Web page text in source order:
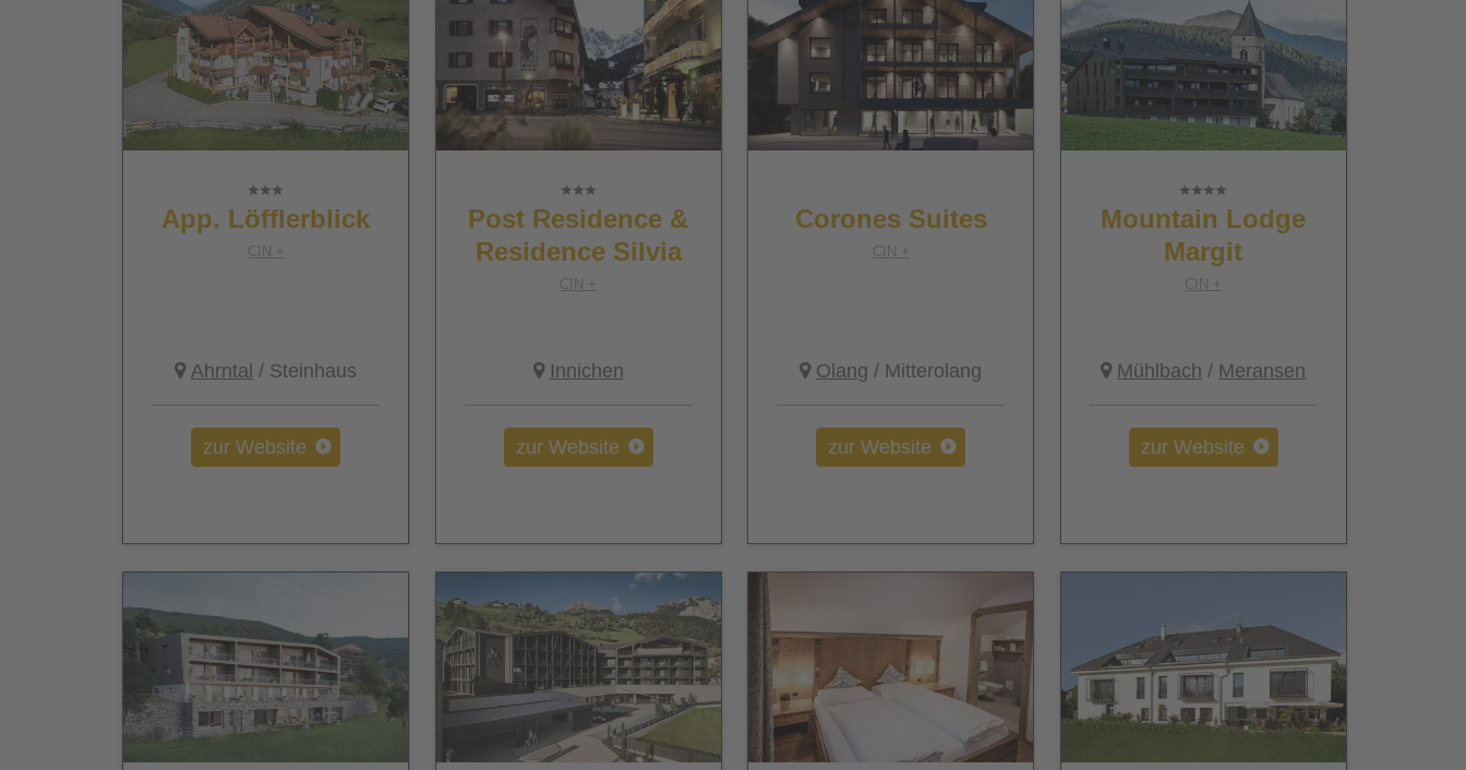
App. Löfflerblick
CIN +
Ahrntal / Steinhaus
zur Website
Post Residence &
Residence Silvia
CIN +
Innichen
zur Website
Corones Suites
CIN +
Olang / Mitterolang
zur Website
Mountain Lodge
Margit
CIN +
Mühlbach / Meransen
zur Website